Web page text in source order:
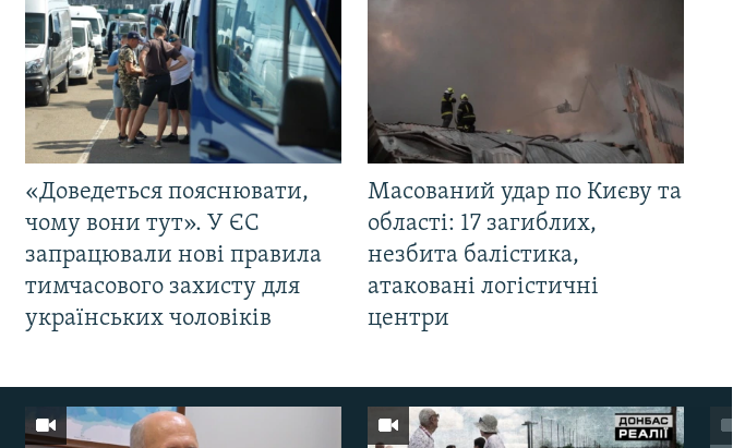
«Доведеться пояснювати,
чому вони тут». У ЄС
запрацювали нові правила
тимчасового захисту для
українських чоловіків
Масований удар по Києву та
області: 17 загиблих,
незбита балістика,
атаковані логістичні
центри